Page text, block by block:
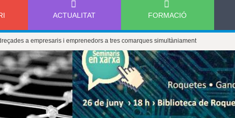
ACTUALITAT FORMACIÓ
a empresaris i emprenedors a tres comarques simultàniament